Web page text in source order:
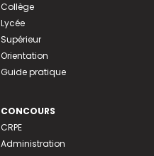
Collège
Lycée
Supérieur
Orientation
Guide pratique
CONCOURS
CRPE
Administration